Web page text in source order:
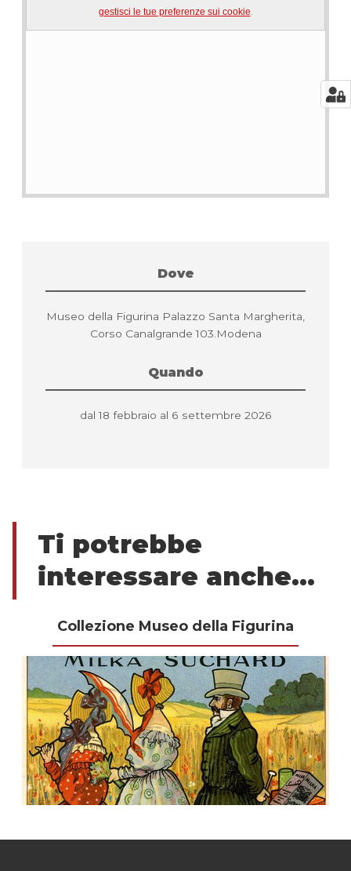
gestisci le tue preferenze sui cookie
Dove
Museo della Figurina Palazzo Santa Margherita,
Corso Canalgrande 103.Modena
Quando
dal 18 febbraio al 6 settembre 2026
Ti potrebbe
interessare anche...
Collezione Museo della Figurina